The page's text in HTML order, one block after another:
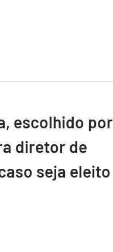
escolhido por
diretor de
seja eleito